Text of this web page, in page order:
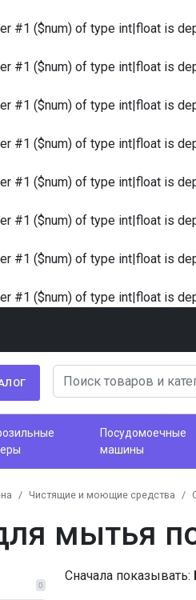
#1 ($num) of type int|float is
#1 ($num) of type int|float is
#1 ($num) of type int|float is
#1 ($num) of type int|float is
#1 ($num) of type int|float is
#1 ($num) of type int|float is
#1 ($num) of type int|float is
#1 ($num) of type int|float is
Посудомоечные
машины
Чистящие и моющие средства
мытья
0
Сначала показывать: